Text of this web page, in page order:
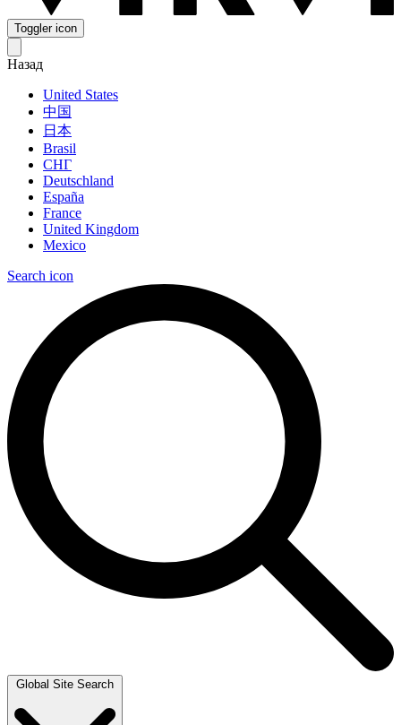
Toggler icon
Назад
United States
中国
日本
Brasil
СНГ
Deutschland
España
France
United Kingdom
Mexico
Search icon
Global Site Search